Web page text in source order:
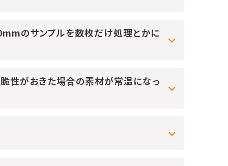
のサンプルを数枚だけ処理とかに
性がおきた場合の素材が常温になっ